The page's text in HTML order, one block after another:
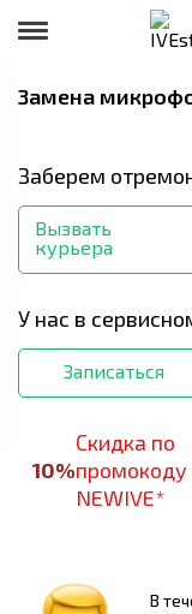
Замена
Заберем
Вызвать
курьера
У нас в
Записаться
10%
Скидка по
промокоду
NEWIVE*
В